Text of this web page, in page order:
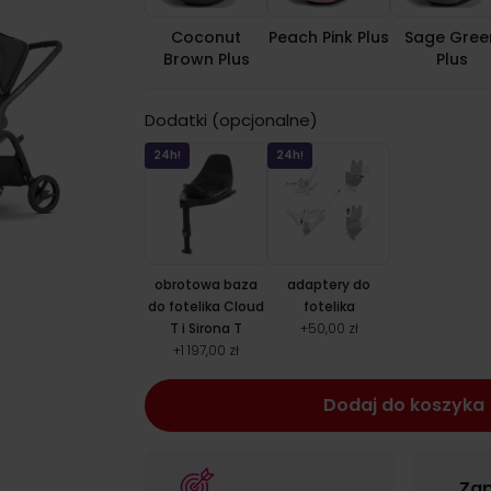
Coconut
Brown Plus
Peach Pink Plus
Sage
Plus
Dodatki (opcjonalne)
24h!
obrotowa baza
do fotelika Cloud
T i Sirona T
+1 197,00 zł
24h!
adaptery do
fotelika
+50,00 zł
Dodaj do koszyka